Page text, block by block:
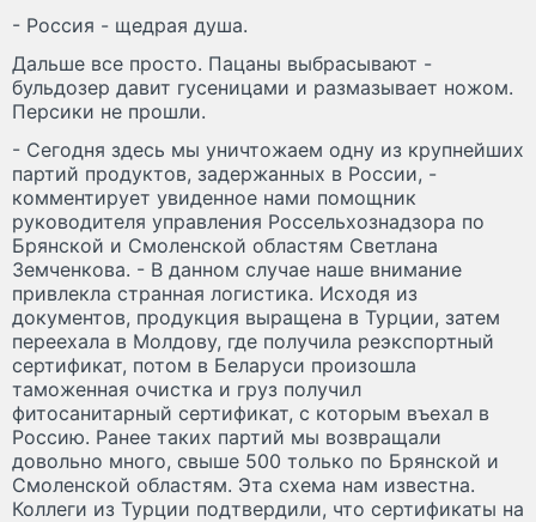
- Россия - щедрая душа.
Дальше все просто. Пацаны выбрасывают -
бульдозер давит гусеницами и размазывает ножом.
Персики не прошли.
- Сегодня здесь мы уничтожаем одну из крупнейших
партий продуктов, задержанных в России, -
комментирует увиденное нами помощник
руководителя управления Россельхознадзора по
Брянской и Смоленской областям Светлана
Земченкова. - В данном случае наше внимание
привлекла странная логистика. Исходя из
документов, продукция выращена в Турции, затем
переехала в Молдову, где получила реэкспортный
сертификат, потом в Беларуси произошла
таможенная очистка и груз получил
фитосанитарный сертификат, с которым въехал в
Россию. Ранее таких партий мы возвращали
довольно много, свыше 500 только по Брянской и
Смоленской областям. Эта схема нам известна.
Коллеги из Турции подтвердили, что сертификаты на